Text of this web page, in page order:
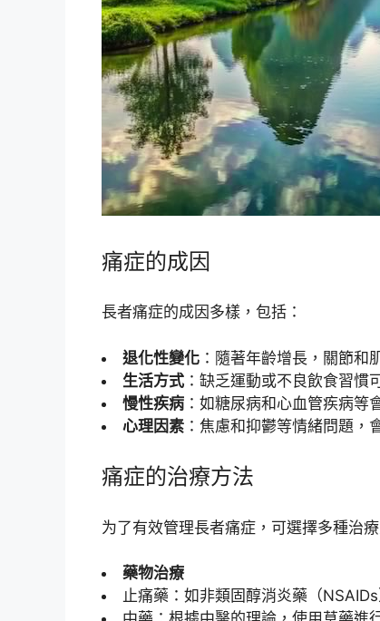
痛症的成因
長者痛症的成因多樣，包括：
退化性變化 ：隨著年齡增長，關節和
生活方式 ：缺乏運動或不良飲食習慣
慢性疾病 ：如糖尿病和心血管疾病等
心理因素 ：焦慮和抑鬱等情緒問題，
痛症的治療方法
为了有效管理長者痛症，可選擇多種治療
藥物治療
止痛藥：如非類固醇消炎藥（